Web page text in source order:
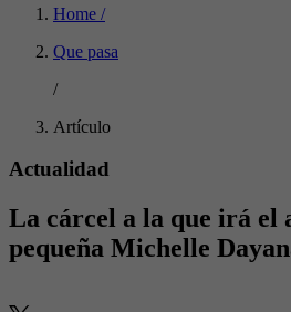
Home /
Que pasa
/
Artículo
Actualidad
La cárcel a la que irá el
pequeña Michelle